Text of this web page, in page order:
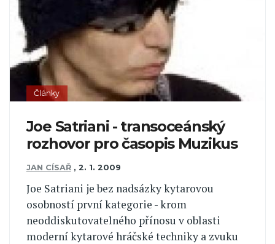
Články
Joe Satriani - transoceánský
rozhovor pro časopis Muzikus
JAN CÍSAŘ , 2. 1. 2009
Joe Satriani je bez nadsázky kytarovou
osobností první kategorie - krom
neoddiskutovatelného přínosu v oblasti
moderní kytarové hráčské techniky a zvuku